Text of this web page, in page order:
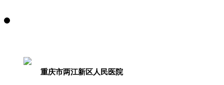
重庆市两江新区人民医院